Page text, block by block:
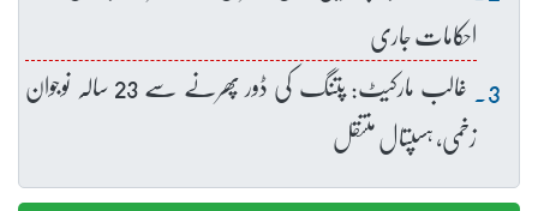
احکامات جاری
غالب مارکیٹ: پتنگ کی ڈور پھرنے سے 23 سالہ نوجوان
زخمی، ہسپتال منتقل